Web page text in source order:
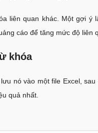
liên quan khác. Một gợi ý
cáo để tăng mức độ liên
khóa
nó vào một file Excel,
quả nhất.